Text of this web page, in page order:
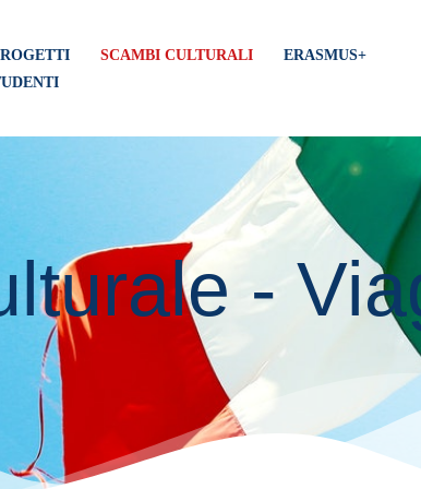
SCAMBI CULTURALI
ERASMUS+
-